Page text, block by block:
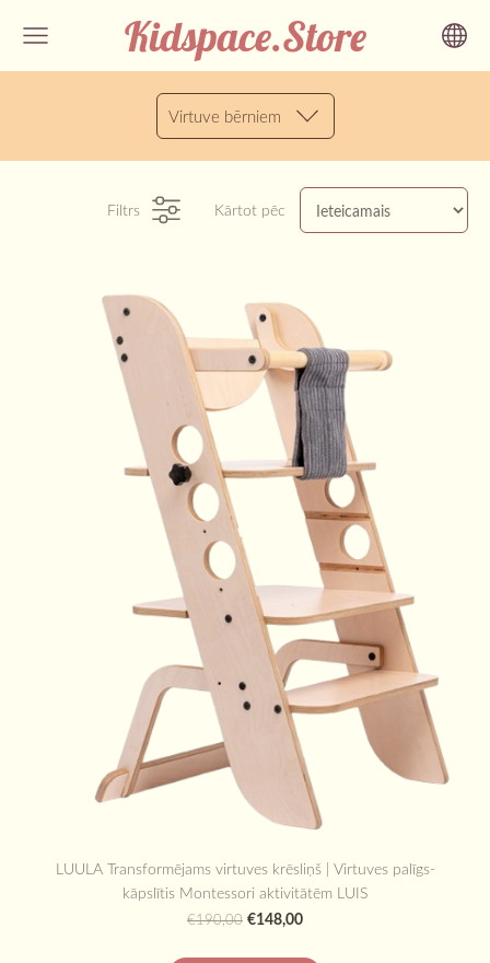
Kidspace.Store
Virtuve bērniem
Filtrs Kārtot pēc
LUULA Transformējams virtuves krēsliņš | Virtuves palīgs-
kāpslītis Montessori aktivitātēm LUIS
€190,00 €148,00